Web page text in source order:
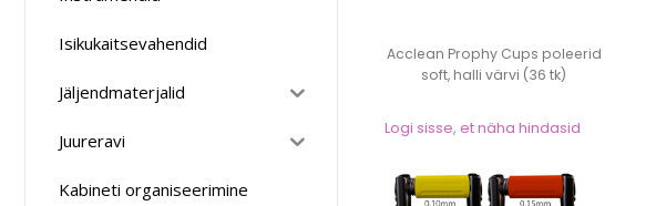
Isikukaitsevahendid
Jäljendmaterjalid
Juureravi
Kabineti organiseerimine
Acclean Prophy Cups poleerid
soft, halli värvi (36 tk)
Logi sisse, et näha hindasid